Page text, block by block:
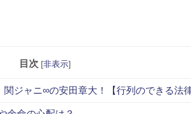
目次 [非表示]
ジャニ∞の安田章大！【行列のできる法